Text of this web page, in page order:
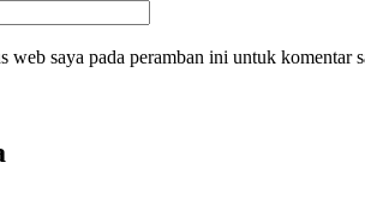
web saya pada peramban ini untuk komentar